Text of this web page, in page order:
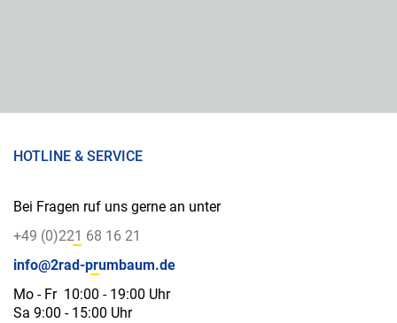
HOTLINE & SERVICE
Bei Fragen ruf uns gerne an unter
+49 (0)221 68 16 21
info@2rad-prumbaum.de
Mo - Fr 10:00 - 19:00 Uhr
Sa 9:00 - 15:00 Uhr